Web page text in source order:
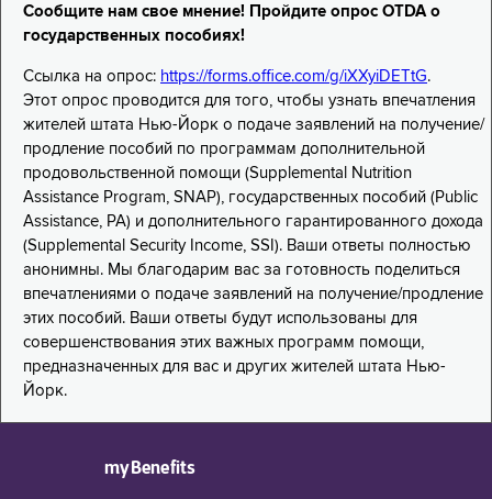
Сообщите нам свое мнение! Пройдите опрос OTDA о
государственных пособиях!
Ссылка на опрос: https://forms.office.com/g/iXXyiDETtG.
Этот опрос проводится для того, чтобы узнать впечатления
жителей штата Нью-Йорк о подаче заявлений на получение/
продление пособий по программам дополнительной
продовольственной помощи (Supplemental Nutrition
Assistance Program, SNAP), государственных пособий (Public
Assistance, PA) и дополнительного гарантированного дохода
(Supplemental Security Income, SSI). Ваши ответы полностью
анонимны. Мы благодарим вас за готовность поделиться
впечатлениями о подаче заявлений на получение/продление
этих пособий. Ваши ответы будут использованы для
совершенствования этих важных программ помощи,
предназначенных для вас и других жителей штата Нью-
Йорк.
myBenefits